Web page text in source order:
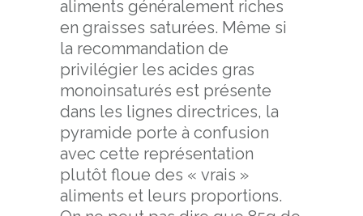
aliments généralement riches
en graisses saturées. Même si
la recommandation de
privilégier les acides gras
monoinsaturés est présente
dans les lignes directrices, la
pyramide porte à confusion
avec cette représentation
plutôt floue des « vrais »
aliments et leurs proportions.